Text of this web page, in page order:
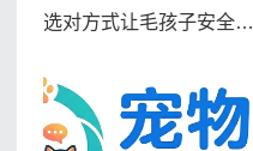
选对方式让毛孩子安全到